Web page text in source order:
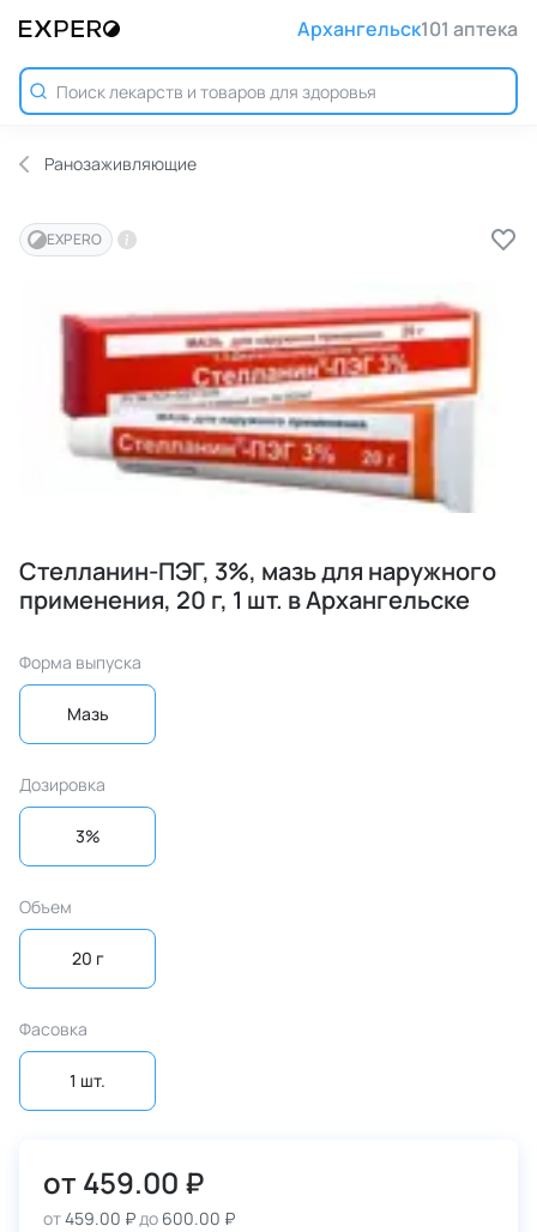
Архангельск101 аптека
Ранозаживляющие
EXPERO
Стелланин-ПЭГ, 3%, мазь для наружного
применения, 20 г, 1 шт. в Архангельске
Форма выпуска
Мазь
Дозировка
3%
Объем
20 г
Фасовка
1 шт.
от 459.00 ₽
от459.00 ₽до 600.00 ₽